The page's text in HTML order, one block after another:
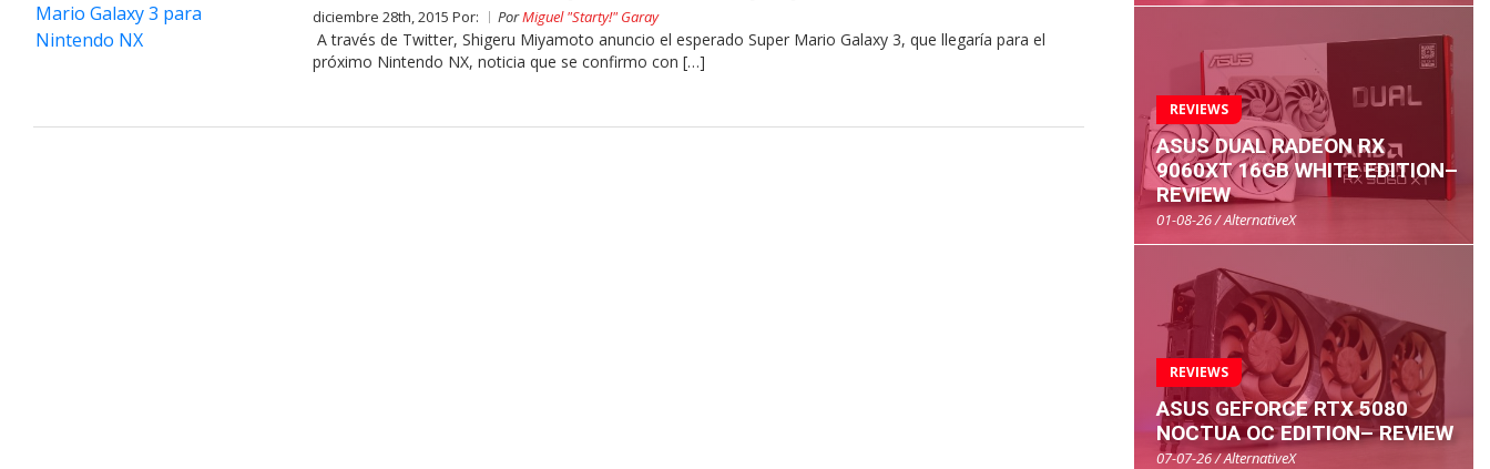
diciembre 28th, 2015 Por: PorMiguel "Starty!" Garay
A través de Twitter, Shigeru Miyamoto anuncio el esperado Super Mario Galaxy 3, que llegaría para el
próximo Nintendo NX, noticia que se confirmo con […]
REVIEWS
ASUS DUAL RADEON RX
9060XT 16GB WHITE EDITION–
REVIEW
01-08-26 / AlternativeX
REVIEWS
ASUS GEFORCE RTX 5080
NOCTUA OC EDITION– REVIEW
07-07-26 / AlternativeX